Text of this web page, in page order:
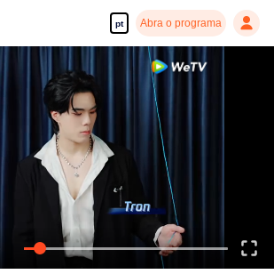
pt Abra o programa
séries em alta definição e com reprodução suave